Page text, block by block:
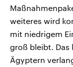
weiteres wird
mit niedrigem
groß bleibt. Das
Ägyptern